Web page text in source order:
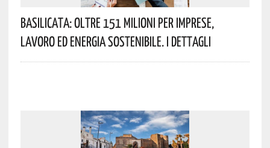
Basilicata: Oltre 151 Milioni Per Imprese,
Lavoro Ed Energia Sostenibile. I Dettagli